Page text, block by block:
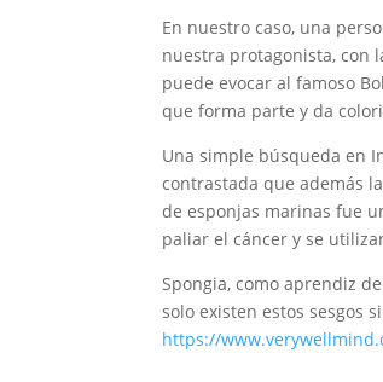
En nuestro caso, una
nuestra protagonista, con
puede evocar al famoso
que forma parte y da
Una simple búsqueda en
contrastada que además
de esponjas marinas fue
paliar el cáncer y se
Spongia, como aprendiz
solo existen estos sesgos
https://